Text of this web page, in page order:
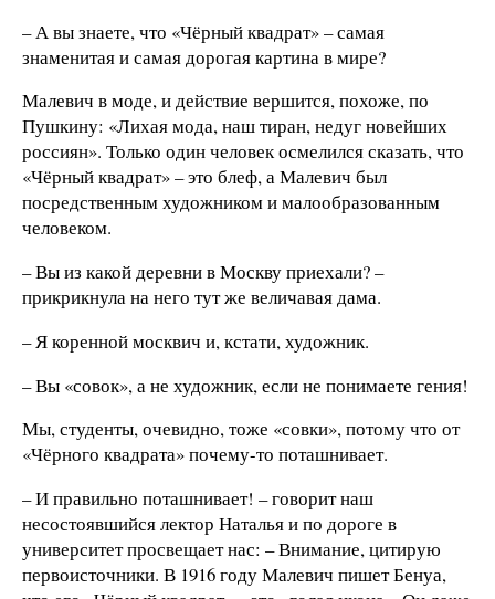
– А вы знаете, что «Чёрный квадрат» – самая
знаменитая и самая дорогая картина в мире?
Малевич в моде, и действие вершится, похоже, по
Пушкину: «Лихая мода, наш тиран, недуг новейших
россиян». Только один человек осмелился сказать, что
«Чёрный квадрат» – это блеф, а Малевич был
посредственным художником и малообразованным
человеком.
– Вы из какой деревни в Москву приехали? –
прикрикнула на него тут же величавая дама.
– Я коренной москвич и, кстати, художник.
– Вы «совок», а не художник, если не понимаете гения!
Мы, студенты, очевидно, тоже «совки», потому что от
«Чёрного квадрата» почему-то поташнивает.
– И правильно поташнивает! – говорит наш
несостоявшийся лектор Наталья и по дороге в
университет просвещает нас: – Внимание, цитирую
первоисточники. В 1916 году Малевич пишет Бенуа,